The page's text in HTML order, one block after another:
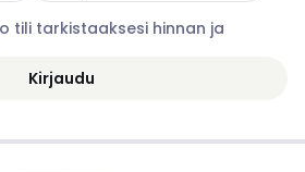
tili tarkistaaksesi hinnan ja
Kirjaudu